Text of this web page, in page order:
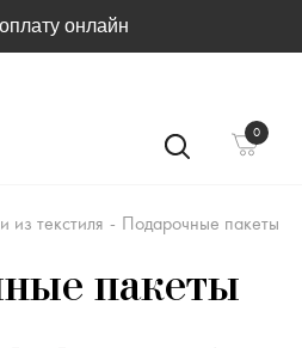
онлайн
0
из текстиля - Подарочные пакеты
пакеты